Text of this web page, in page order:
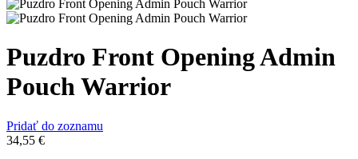
Puzdro Front Opening Admin
Pouch Warrior
Pridať do zoznamu
34,55 €